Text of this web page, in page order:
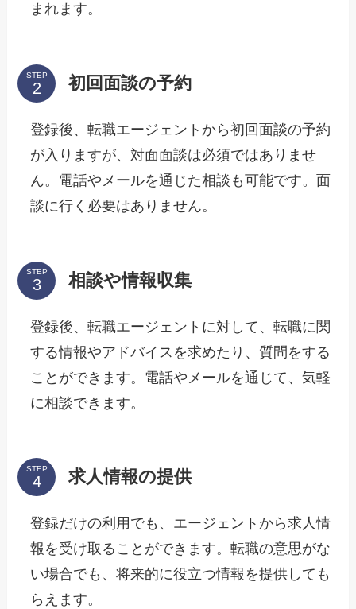
まれます。
STEP 初回面談の予約
登録後、転職エージェントから初回面談の予約
が入りますが、対面面談は必須ではありませ
ん。電話やメールを通じた相談も可能です。面
談に行く必要はありません。
STEP 相談や情報収集
登録後、転職エージェントに対して、転職に関
する情報やアドバイスを求めたり、質問をする
ことができます。電話やメールを通じて、気軽
に相談できます。
STEP 求人情報の提供
登録だけの利用でも、エージェントから求人情
報を受け取ることができます。転職の意思がな
い場合でも、将来的に役立つ情報を提供しても
らえます。